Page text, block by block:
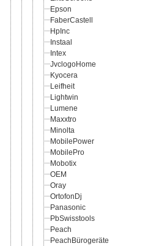
Epson
FaberCastell
HpInc
Instaal
Intex
JvclogoHome
Kyocera
Leifheit
Lightwin
Lumene
Maxxtro
Minolta
MobilePower
MobilePro
Mobotix
OEM
Oray
OrtofonDj
Panasonic
PbSwisstools
Peach
PeachBürogeräte